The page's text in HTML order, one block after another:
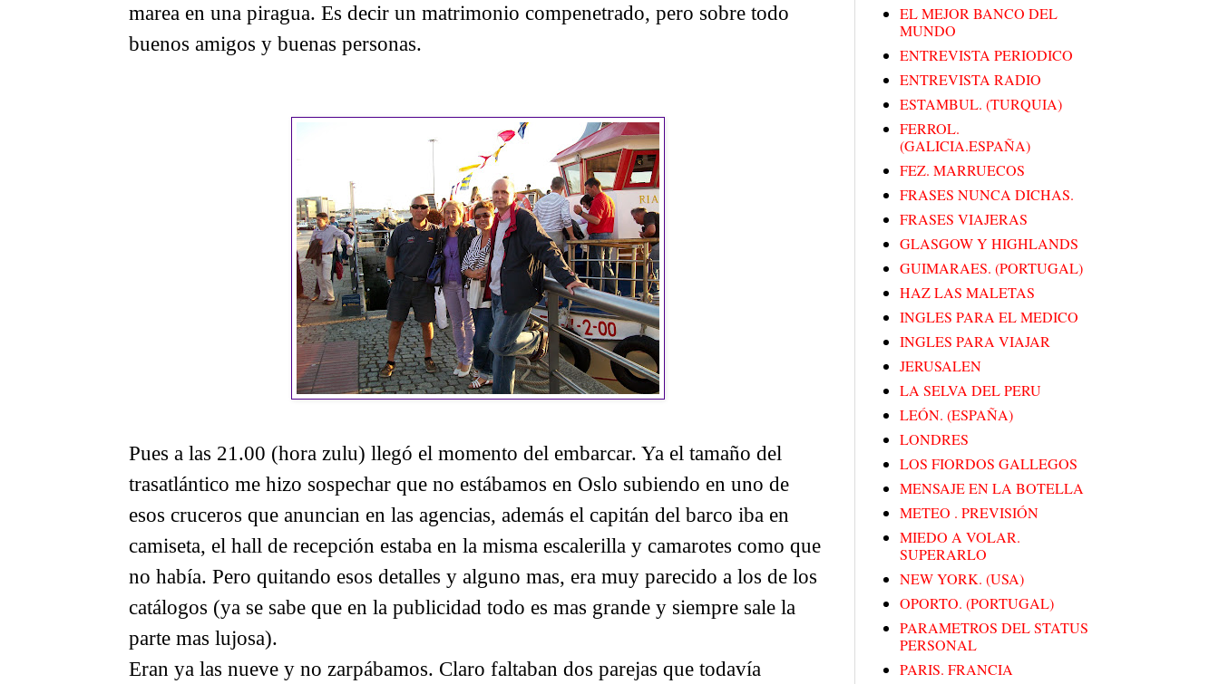
marea en una piragua. Es decir un matrimonio compenetrado, pero sobre todo
buenos amigos y buenas personas.
Pues a las 21.00 (hora zulu) llegó el momento del embarcar. Ya el tamaño del
trasatlántico me hizo sospechar que no estábamos en Oslo subiendo en uno de
esos cruceros que anuncian en las agencias, además el capitán del barco iba en
camiseta, el hall de recepción estaba en la misma escalerilla y camarotes como que
no había. Pero quitando esos detalles y alguno mas, era muy parecido a los de los
catálogos (ya se sabe que en la publicidad todo es mas grande y siempre sale la
parte mas lujosa).
Eran ya las nueve y no zarpábamos. Claro faltaban dos parejas que todavía
EL MEJOR BANCO DEL
MUNDO
ENTREVISTA PERIODICO
ENTREVISTA RADIO
ESTAMBUL. (TURQUIA)
FERROL.
(GALICIA.ESPAÑA)
FEZ. MARRUECOS
FRASES NUNCA DICHAS.
FRASES VIAJERAS
GLASGOW Y HIGHLANDS
GUIMARAES. (PORTUGAL)
HAZ LAS MALETAS
INGLES PARA EL MEDICO
INGLES PARA VIAJAR
JERUSALEN
LA SELVA DEL PERU
LEÓN. (ESPAÑA)
LONDRES
LOS FIORDOS GALLEGOS
MENSAJE EN LA BOTELLA
METEO . PREVISIÓN
MIEDO A VOLAR.
SUPERARLO
NEW YORK. (USA)
OPORTO. (PORTUGAL)
PARAMETROS DEL STATUS
PERSONAL
PARIS. FRANCIA